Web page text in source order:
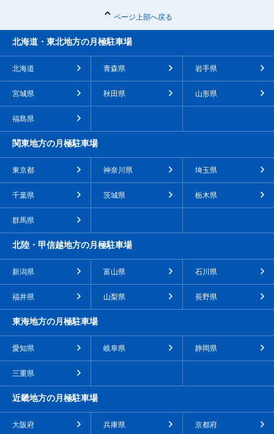
ページ上部へ戻る
北海道・東北地方の月極駐車場
北海道 青森県 岩手県
宮城県 秋田県 山形県
福島県
関東地方の月極駐車場
東京都 神奈川県 埼玉県
千葉県 茨城県 栃木県
群馬県
北陸・甲信越地方の月極駐車場
新潟県 富山県 石川県
福井県 山梨県 長野県
東海地方の月極駐車場
愛知県 岐阜県 静岡県
三重県
近畿地方の月極駐車場
大阪府 兵庫県 京都府